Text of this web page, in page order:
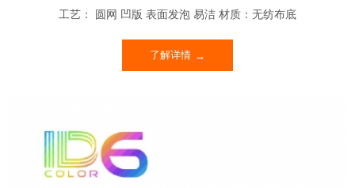
工艺： 圆网 凹版 表面发泡 易洁 材质：无纺布底
了解详情